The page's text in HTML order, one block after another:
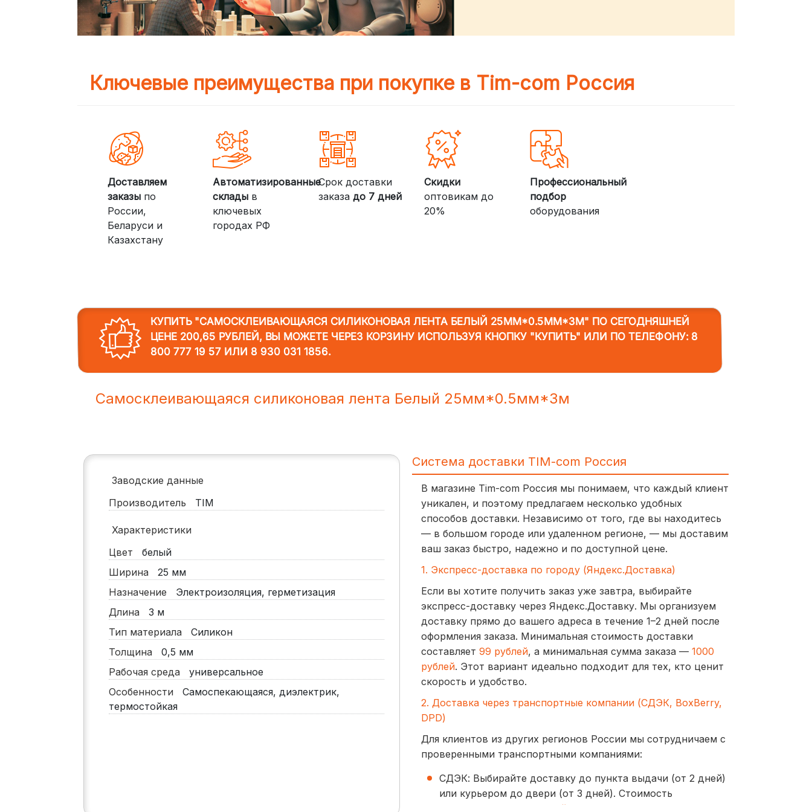
Ключевые преимущества при покупке в Tim-com Россия
Доставляем
заказыпо
России,
Беларуси и
Казахстану
Автоматизированные
склады в
ключевых
городах РФ
Срок доставки
заказадо 7 дней
Скидки
оптовикам до
20%
Профессиональный
подбор
оборудования
КУПИТЬ "САМОСКЛЕИВАЮЩАЯСЯ СИЛИКОНОВАЯ ЛЕНТА БЕЛЫЙ 25ММ*0.5ММ*3М"ПО СЕГОДНЯШНЕЙ
ЦЕНЕ 200,65 РУБЛЕЙ, ВЫ МОЖЕТЕ ЧЕРЕЗ КОРЗИНУ ИСПОЛЬЗУЯ КНОПКУ "КУПИТЬ" ИЛИ ПО ТЕЛЕФОНУ: 8
800 777 19 57ИЛИ 8 930 031 1856.
Самосклеивающаяся силиконовая лента Белый 25мм*0.5мм*3м
Заводские данные
Производитель
TIM
Характеристики
Цвет
белый
Ширина
25 мм
Назначение
Электроизоляция, герметизация
Длина
3 м
Тип материала
Силикон
Толщина
0,5 мм
Рабочая среда
универсальное
Особенности
Самоспекающаяся, диэлектрик,
термостойкая
Система доставки TIM-com Россия
В магазине Tim-com Россия мы понимаем, что каждый клиент
уникален, и поэтому предлагаем несколько удобных
способов доставки. Независимо от того, где вы находитесь
— в большом городе или удаленном регионе, — мы доставим
ваш заказ быстро, надежно и по доступной цене.
1. Экспресс-доставка по городу (Яндекс.Доставка)
Если вы хотите получить заказ уже завтра, выбирайте
экспресс-доставку через Яндекс.Доставку. Мы организуем
доставку прямо до вашего адреса в течение 1–2 дней после
оформления заказа. Минимальная стоимость доставки
составляет 99 рублей, а минимальная сумма заказа — 1000
рублей. Этот вариант идеально подходит для тех, кто ценит
скорость и удобство.
2. Доставка через транспортные компании (СДЭК, BoxBerry,
DPD)
Для клиентов из других регионов России мы сотрудничаем с
проверенными транспортными компаниями:
СДЭК: Выбирайте доставку до пункта выдачи (от 2 дней)
или курьером до двери (от 3 дней). Стоимость
300 рублей